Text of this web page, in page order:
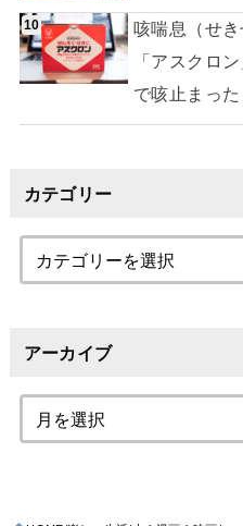
咳喘息（せ
「アスクロ
で咳止まった
カテゴリー
アーカイブ